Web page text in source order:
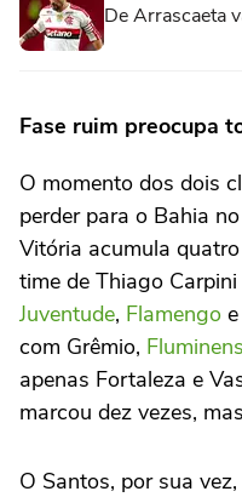
De Arrascaeta
Fase ruim preocupa
O momento dos dois
perder para o Bahia
Vitória acumula
time de Thiago
Juventude, Flamengo
com Grêmio,
apenas Fortaleza e
marcou dez vezes,
O Santos, por sua